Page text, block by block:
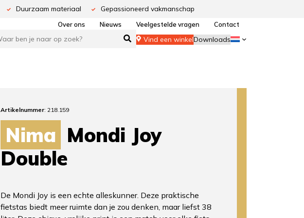
Duurzaam materiaal Gepassioneerd vakmanschap
Over ons Nieuws Veelgestelde vragen Contact
Vind een winkelDownloads
Artikelnummer: 218.159
Nima Mondi Joy
Double
De Mondi Joy is een echte alleskunner. Deze praktische
fietstas biedt meer ruimte dan je zou denken, maar liefst 38